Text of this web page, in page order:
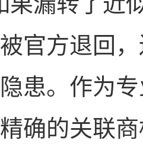
官方退回
患。作为
确的关联